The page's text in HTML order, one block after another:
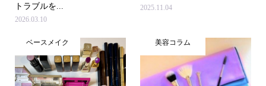
トラブルを...
2026.03.10
2025.11.04
ベースメイク 美容コラム